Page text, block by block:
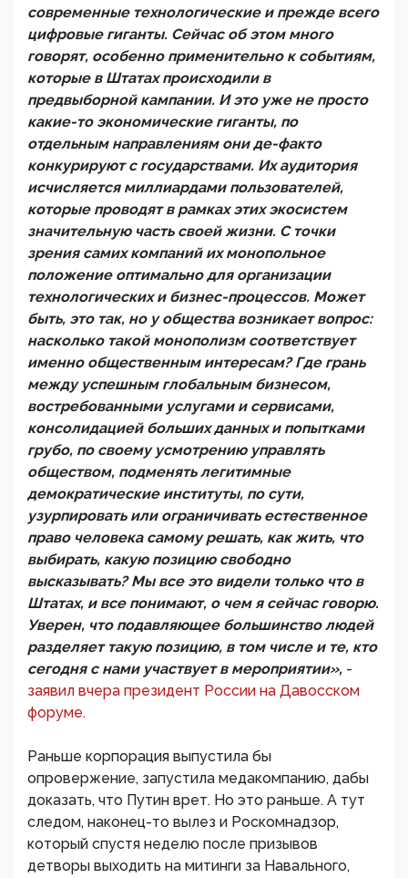
современные технологические и прежде всего
цифровые гиганты. Сейчас об этом много
говорят, особенно применительно к событиям,
которые в Штатах происходили в
предвыборной кампании. И это уже не просто
какие-то экономические гиганты, по
отдельным направлениям они де-факто
конкурируют с государствами. Их аудитория
исчисляется миллиардами пользователей,
которые проводят в рамках этих экосистем
значительную часть своей жизни. С точки
зрения самих компаний их монопольное
положение оптимально для организации
технологических и бизнес-процессов. Может
быть, это так, но у общества возникает вопрос:
насколько такой монополизм соответствует
именно общественным интересам? Где грань
между успешным глобальным бизнесом,
востребованными услугами и сервисами,
консолидацией больших данных и попытками
грубо, по своему усмотрению управлять
обществом, подменять легитимные
демократические институты, по сути,
узурпировать или ограничивать естественное
право человека самому решать, как жить, что
выбирать, какую позицию свободно
высказывать? Мы все это видели только что в
Штатах, и все понимают, о чем я сейчас говорю.
Уверен, что подавляющее большинство людей
разделяет такую позицию, в том числе и те, кто
сегодня с нами участвует в мероприятии», -
заявил вчера президент России на Давосском
форуме.
Раньше корпорация выпустила бы
опровержение, запустила медакомпанию, дабы
доказать, что Путин врет. Но это раньше. А тут
следом, наконец-то вылез и Роскомнадзор,
который спустя неделю после призывов
детворы выходить на митинги за Навального,